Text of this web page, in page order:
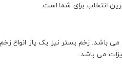
انتخاب برای شما است.
می باشد. زخم بستر نیز یک یاز انواع
می باشد.